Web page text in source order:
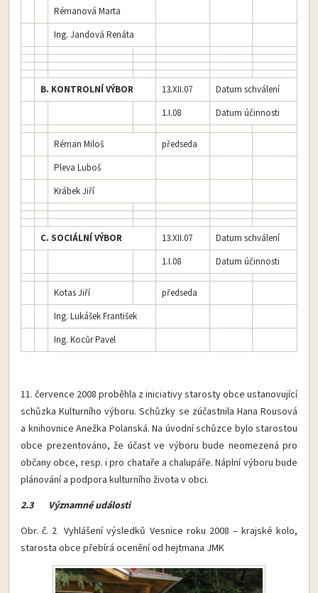
Rémanová Marta
Ing. Jandová Renáta
B. KONTROLNÍ VÝBOR 13.XII.07
Datum schválení
1.I.08
Datum účinnosti
Réman Miloš
předseda
Pleva Luboš
Krábek Jiří
C. SOCIÁLNÍ VÝBOR 13.XII.07
Datum schválení
1.I.08
Datum účinnosti
Kotas Jiří
předseda
Ing. Lukášek František
Ing. Kocůr Pavel
11. července 2008 proběhla z iniciativy starosty obce ustanovující
schůzka Kulturního výboru. Schůzky se zúčastnila Hana Rousová
a knihovnice Anežka Polanská. Na úvodní schůzce bylo starostou
obce prezentováno, že účast ve výboru bude neomezená pro
občany obce, resp. i pro chataře a chalupáře. Náplní výboru bude
plánování a podpora kulturního života v obci.
2.3 Významné události
Obr. č. 2 Vyhlášení výsledků Vesnice roku 2008 – krajské kolo,
starosta obce přebírá ocenění od hejtmana JMK